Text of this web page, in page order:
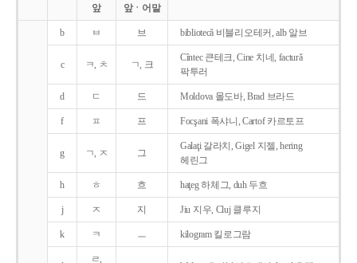
앞
앞ㆍ어말
b ㅂ 브 bibliotecǎ 비블리오테커, alb 알브
c ㅋ, ㅊ ㄱ, 크
Cîntec 큰테크, Cine 치네, facturǎ
팍투러
d ㄷ 드 Moldova 몰도바, Brad 브라드
f ㅍ 프 Focşani 폭샤니, Cartof 카르토프
g ㄱ, ㅈ 그
Galaţi 갈라치, Gigel 지젤, hering
헤린그
h ㅎ 흐 haţeg 하체그, duh 두흐
j ㅈ 지 Jiu 지우, Cluj 클루지
k ㅋ ㅡ kilogram 킬로그람
ㄹ,